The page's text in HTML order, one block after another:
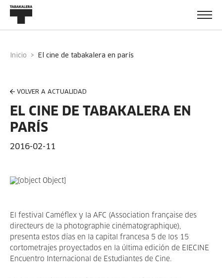
Inicio el cine de tabakalera en parís
VOLVER A ACTUALIDAD
EL CINE DE TABAKALERA EN
PARÍS
2016-02-11
El festival Caméflex y la AFC (Association française des
directeurs de la photographie cinématographique),
presenta estos días en la capital francesa 5 de los 15
cortometrajes proyectados en la última edición de EIECINE
Encuentro Internacional de Estudiantes de Cine.